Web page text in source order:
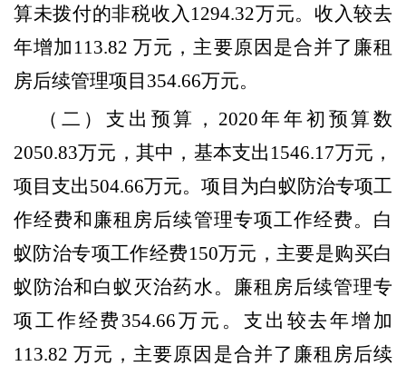
算未拨付的非税收入 1294.32万元。收入较去
年增加 113.82万元，主要原因是合并了廉租
房后续管理项目 354.66万元。
（二）支出预算， 2020年年初预算数
2050.83万元，其中，基本支出 1546.17万元，
项目支出504.66万元。项目为白蚁防治专项工
作经费和廉租房后续管理专项工作经费。白
蚁防治专项工作经费150万元，主要是购买白
蚁防治和白蚁灭治药水。廉租房后续管理专
项工作经费 354.66万元。支出较去年增加
113.82万元，主要原因是合并了廉租房后续